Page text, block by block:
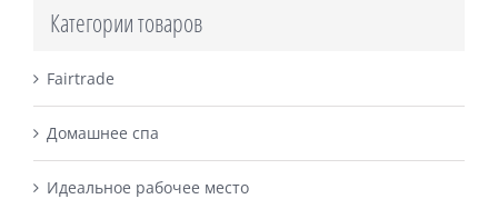
Категории товаров
Fairtrade
Домашнее спа
Идеальное рабочее место